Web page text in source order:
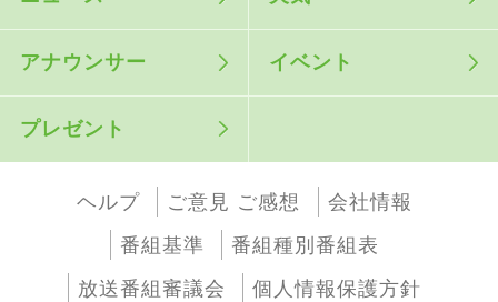
アナウンサー イベント
プレゼント
ヘルプ ご意見 ご感想
会社情報
番組基準
番組種別番組表
放送番組審議会
個人情報保護方針